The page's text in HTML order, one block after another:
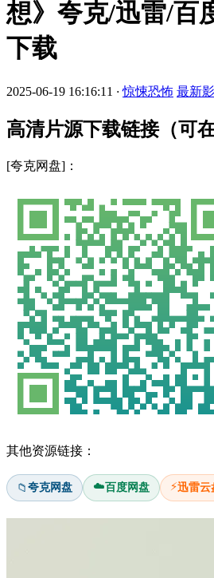
想》夸克/迅雷/百
下载
2025-06-19 16:16:11 · 惊悚恐怖 最新
高清片源下载链接（可
[夸克网盘]：
其他资源链接：
📁夸克网盘 ☁️百度网盘 ⚡迅雷云